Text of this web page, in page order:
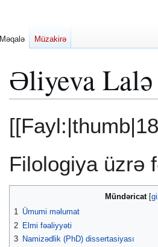
Əliyeva Lalə
Filologiya üzrə
Mündəricat
1 Ümumi məlumat
2 Elmi fəaliyyəti
3 Namizədlik (PhD) dissertasiyası
Məqalə Müzakirə